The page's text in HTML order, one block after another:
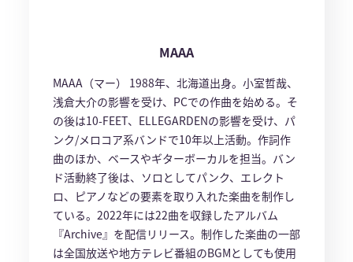
MAAA
MAAA（マー） 1988年、北海道出身。小室哲哉、
浅倉大介の影響を受け、PCでの作曲を始める。そ
の後は10-FEET、ELLEGARDENの影響を受け、パ
ンク/メロコア系バンドで10年以上活動。作詞作
曲のほか、ベースやギターボーカルを担当。バン
ド活動終了後は、ソロとしてパンク、エレクト
ロ、ピアノなどの要素を取り入れた楽曲を制作し
ている。2022年には22曲を収録したアルバム
『Archive』を配信リリース。制作した楽曲の一部
は全国放送や地方テレビ番組のBGMとしても使用